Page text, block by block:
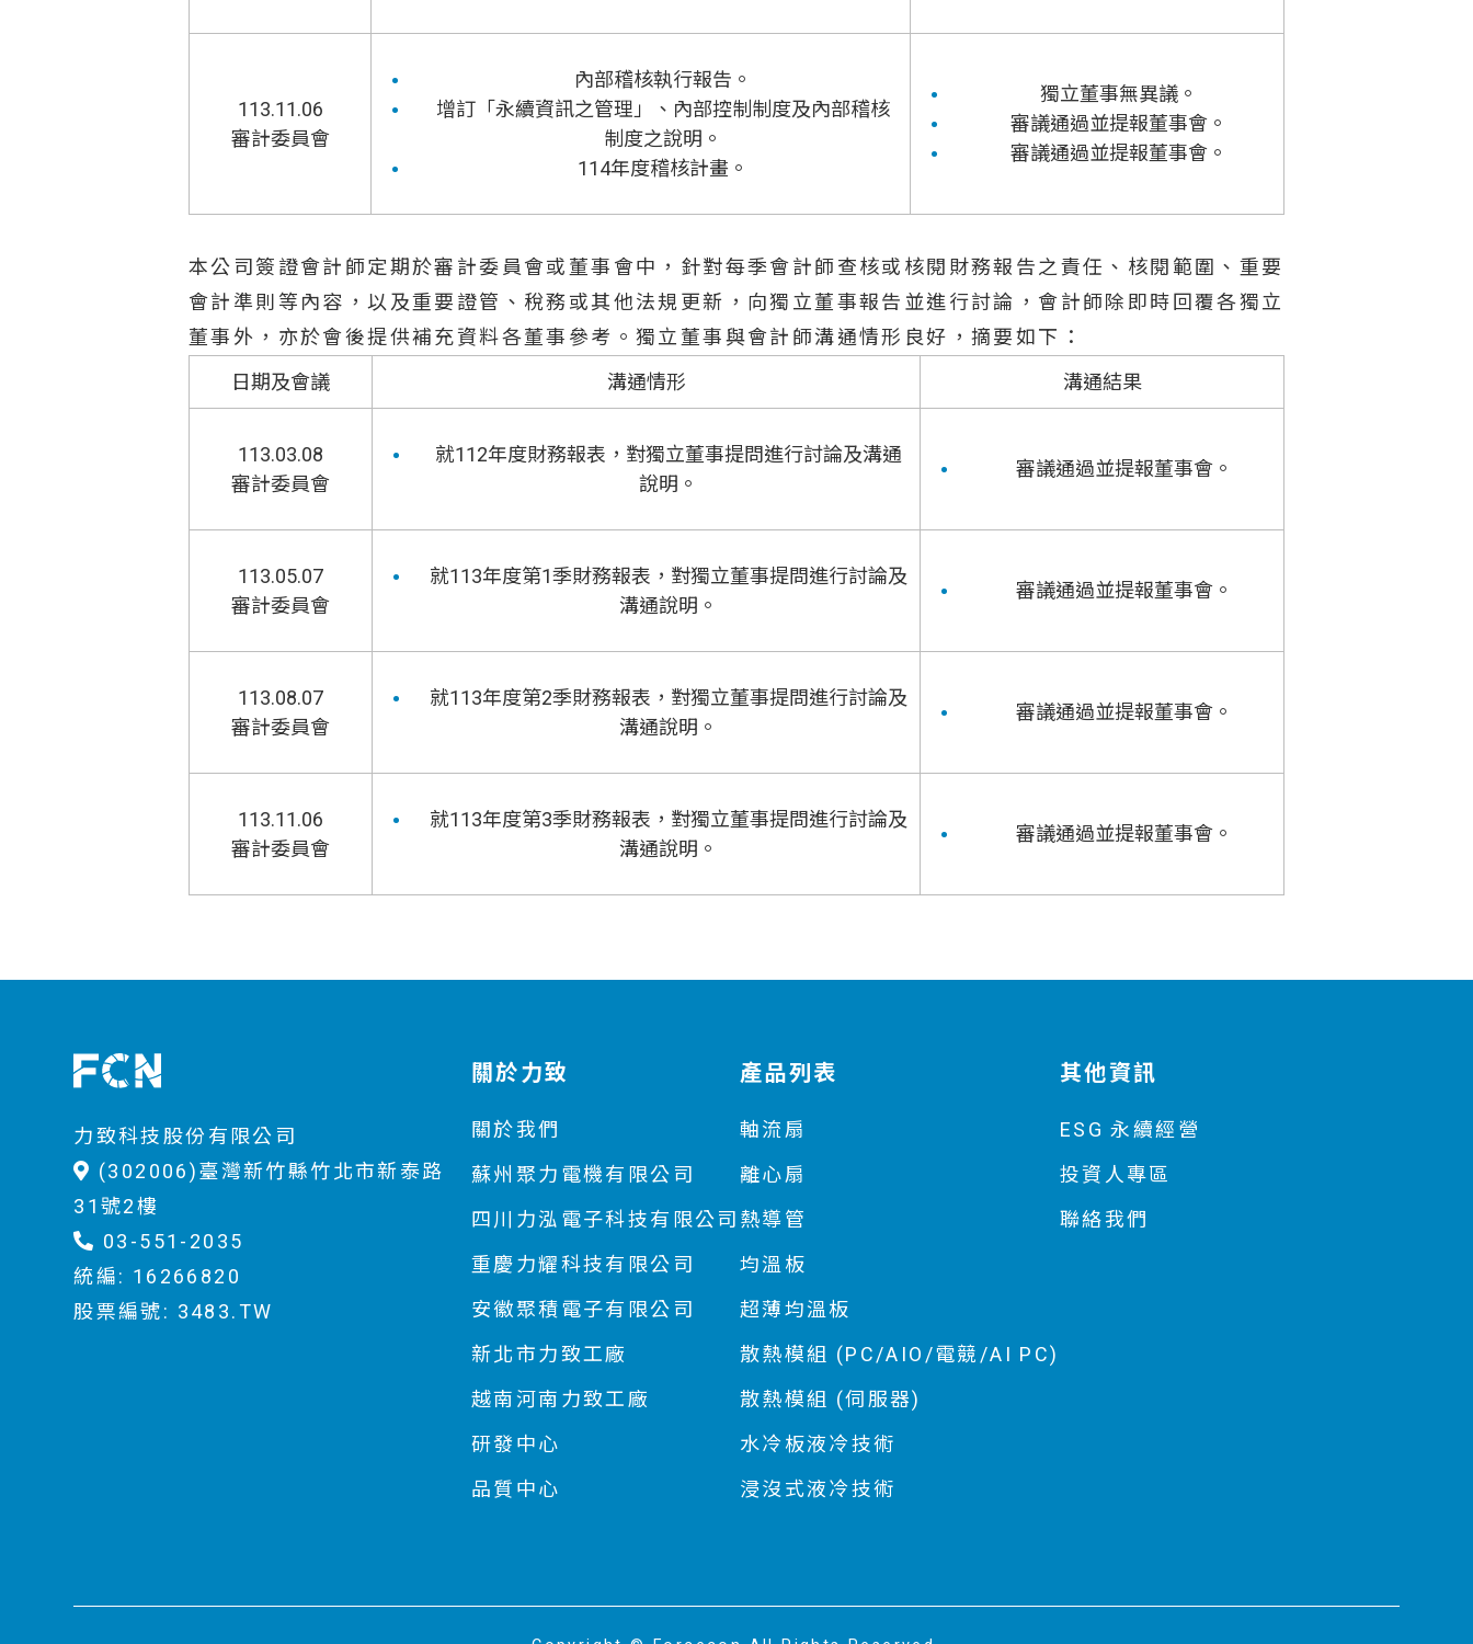
113.11.06
審計委員會
內部稽核執行報告。
增訂「永續資訊之管理」、內部控制制度及內部稽核
制度之說明。
114年度稽核計畫。
獨立董事無異議。
審議通過並提報董事會。
審議通過並提報董事會。
本公司簽證會計師定期於審計委員會或董事會中，針對每季會計師查核或核閱財務報告之責任、核閱範圍、重要
會計準則等內容，以及重要證管、稅務或其他法規更新，向獨立董事報告並進行討論，會計師除即時回覆各獨立
董事外，亦於會後提供補充資料各董事參考。獨立董事與會計師溝通情形良好，摘要如下：
日期及會議
溝通情形 溝通結果
113.03.08
審計委員會
就112年度財務報表，對獨立董事提問進行討論及溝通
說明。
審議通過並提報董事會。
113.05.07
審計委員會
就113年度第1季財務報表，對獨立董事提問進行討論及
溝通說明。
審議通過並提報董事會。
113.08.07
審計委員會
就113年度第2季財務報表，對獨立董事提問進行討論及
溝通說明。
審議通過並提報董事會。
113.11.06
審計委員會
就113年度第3季財務報表，對獨立董事提問進行討論及
溝通說明。
審議通過並提報董事會。
力致科技股份有限公司
(302006)臺灣新竹縣竹北市新泰路
31號2樓
03-551-2035
統編: 16266820
股票編號: 3483.TW
關於力致
關於我們
蘇州聚力電機有限公司
四川力泓電子科技有限公司
重慶力耀科技有限公司
安徽聚積電子有限公司
新北市力致工廠
越南河南力致工廠
研發中心
品質中心
產品列表
軸流扇
離心扇
熱導管
均溫板
超薄均溫板
散熱模組 (PC/AIO/電競/AI PC)
散熱模組 (伺服器)
水冷板液冷技術
浸沒式液冷技術
其他資訊
ESG 永續經營
投資人專區
聯絡我們